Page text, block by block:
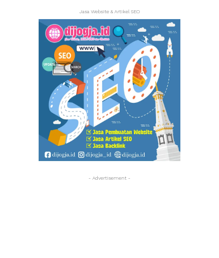
Jasa Website & Artikel SEO
- Advertisement -